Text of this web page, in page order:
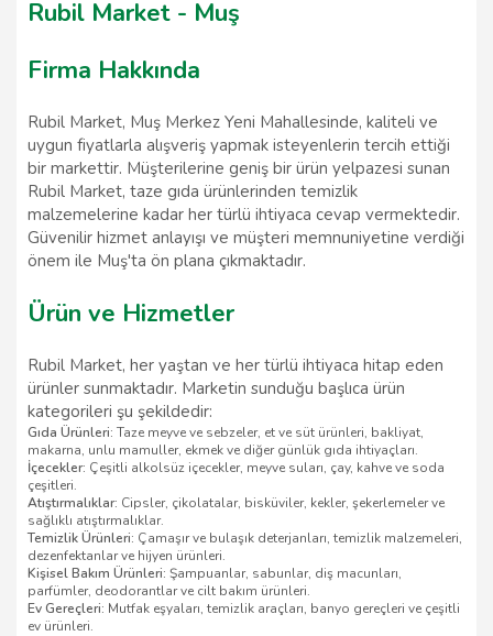
Rubil Market - Muş
Firma Hakkında
Rubil Market, Muş Merkez Yeni Mahallesinde, kaliteli ve
uygun fiyatlarla alışveriş yapmak isteyenlerin tercih ettiği
bir markettir. Müşterilerine geniş bir ürün yelpazesi sunan
Rubil Market, taze gıda ürünlerinden temizlik
malzemelerine kadar her türlü ihtiyaca cevap vermektedir.
Güvenilir hizmet anlayışı ve müşteri memnuniyetine verdiği
önem ile Muş'ta ön plana çıkmaktadır.
Ürün ve Hizmetler
Rubil Market, her yaştan ve her türlü ihtiyaca hitap eden
ürünler sunmaktadır. Marketin sunduğu başlıca ürün
kategorileri şu şekildedir:
Gıda Ürünleri: Taze meyve ve sebzeler, et ve süt ürünleri, bakliyat,
makarna, unlu mamuller, ekmek ve diğer günlük gıda ihtiyaçları.
İçecekler: Çeşitli alkolsüz içecekler, meyve suları, çay, kahve ve soda
çeşitleri.
Atıştırmalıklar: Cipsler, çikolatalar, bisküviler, kekler, şekerlemeler ve
sağlıklı atıştırmalıklar.
Temizlik Ürünleri: Çamaşır ve bulaşık deterjanları, temizlik malzemeleri,
dezenfektanlar ve hijyen ürünleri.
Kişisel Bakım Ürünleri: Şampuanlar, sabunlar, diş macunları,
parfümler, deodorantlar ve cilt bakım ürünleri.
Ev Gereçleri: Mutfak eşyaları, temizlik araçları, banyo gereçleri ve çeşitli
ev ürünleri.